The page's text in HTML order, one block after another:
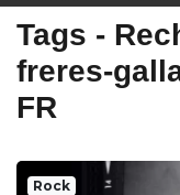
Tags -
freres-
FR
Rock